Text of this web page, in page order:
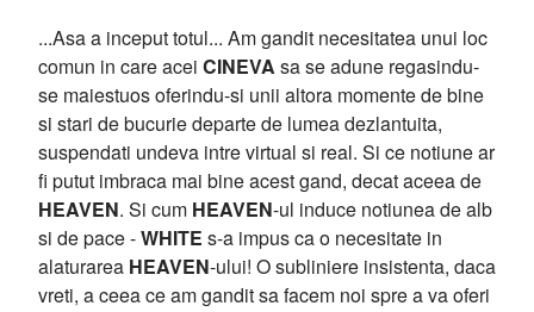
...Asa a inceput totul... Am gandit necesitatea unui loc
comun in care acei CINEVA sa se adune regasindu-
se maiestuos oferindu-si unii altora momente de bine
si stari de bucurie departe de lumea dezlantuita,
suspendati undeva intre virtual si real. Si ce notiune ar
fi putut imbraca mai bine acest gand, decat aceea de
HEAVEN. Si cum HEAVEN-ul induce notiunea de alb
si de pace -WHITE s-a impus ca o necesitate in
alaturarea HEAVEN-ului! O subliniere insistenta, daca
vreti, a ceea ce am gandit sa facem noi spre a va oferi